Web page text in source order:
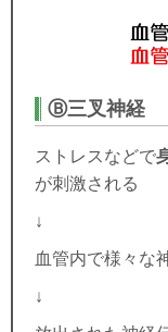
Ⓑ三叉神経
ストレスなどで
が刺激される
↓
血管内で様々な
↓